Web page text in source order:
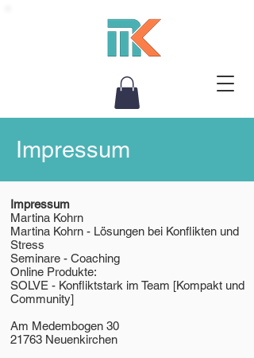
Impressum
Impressum
Martina Kohrn
Martina Kohrn - Lösungen bei Konflikten und
Stress
Seminare - Coaching
Online Produkte:
SOLVE - Konfliktstark im Team [Kompakt und
Community]
Am Medembogen 30
21763 Neuenkirchen